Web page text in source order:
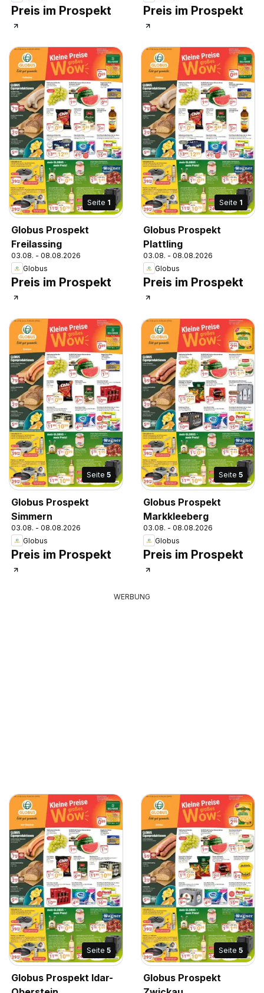
Preis im Prospekt Preis im Prospekt
Seite 1
Globus Prospekt
Freilassing
03.08. - 08.08.2026
Globus
Preis im Prospekt
Seite 1
Globus Prospekt
Plattling
03.08. - 08.08.2026
Globus
Preis im Prospekt
Seite 5
Globus Prospekt
Simmern
03.08. - 08.08.2026
Globus
Preis im Prospekt
Seite 5
Globus Prospekt
Markkleeberg
03.08. - 08.08.2026
Globus
Preis im Prospekt
WERBUNG
Seite 5
Globus Prospekt Idar-
Seite 5
Globus Prospekt